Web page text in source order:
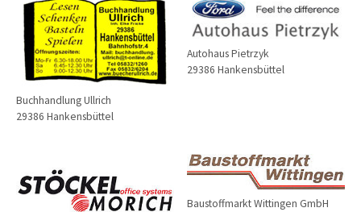
Buchhandlung Ullrich
29386 Hankensbüttel
Autohaus Pietrzyk
29386 Hankensbüttel
Baustoffmarkt Wittingen GmbH